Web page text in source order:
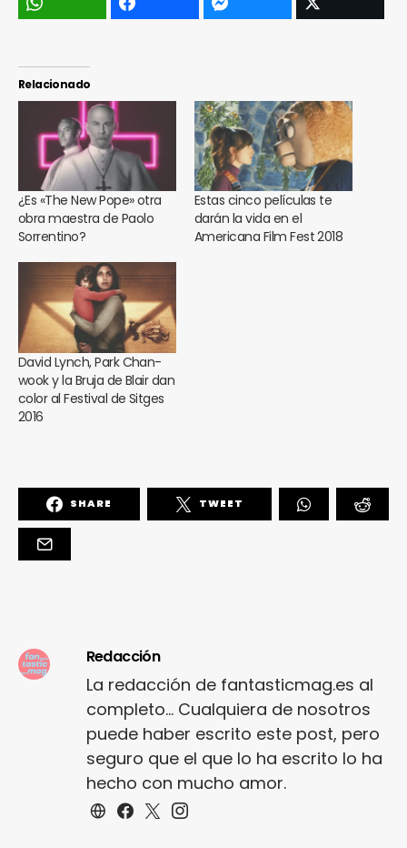
Relacionado
¿Es «The New Pope» otra
obra maestra de Paolo
Sorrentino?
Estas cinco películas te
darán la vida en el
Americana Film Fest 2018
David Lynch, Park Chan-
wook y la Bruja de Blair dan
color al Festival de Sitges
2016
SHARE TWEET
Redacción
La redacción de fantasticmag.es al
completo... Cualquiera de nosotros
puede haber escrito este post, pero
seguro que el que lo ha escrito lo ha
hecho con mucho amor.